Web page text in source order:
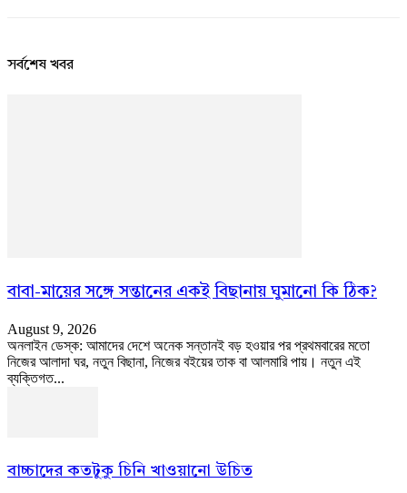
সর্বশেষ খবর
বাবা-মায়ের সঙ্গে সন্তানের একই বিছানায় ঘুমানো কি ঠিক?
August 9, 2026
অনলাইন ডেস্ক: আমাদের দেশে অনেক সন্তানই বড় হওয়ার পর প্রথমবারের মতো
নিজের আলাদা ঘর, নতুন বিছানা, নিজের বইয়ের তাক বা আলমারি পায়। নতুন এই
ব্যক্তিগত...
বাচ্চাদের কতটুকু চিনি খাওয়ানো উচিত